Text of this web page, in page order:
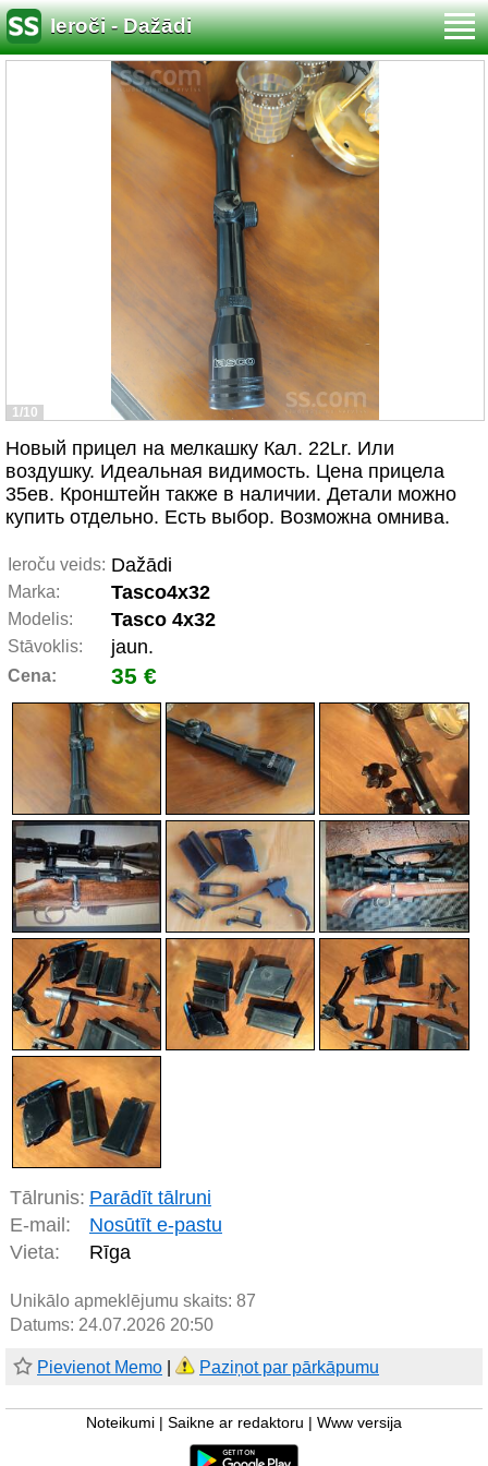
Ieroči - Dažādi
1/10
Новый прицел на мелкашку Кал. 22Lr. Или
воздушку. Идеальная видимость. Цена прицела
35ев. Кронштейн также в наличии. Детали можно
купить отдельно. Есть выбор. Возможна омнива.
Ieroču veids: Dažādi
Marka: Tasco4х32
Modelis: Tasco 4х32
Stāvoklis: jaun.
Cena: 35 €
Tālrunis: Parādīt tālruni
E-mail:
Nosūtīt e-pastu
Vieta:
Rīga
Unikālo apmeklējumu skaits: 87
Datums: 24.07.2026 20:50
Pievienot Memo Paziņot par pārkāpumu
Noteikumi Saikne ar redaktoru Www versija